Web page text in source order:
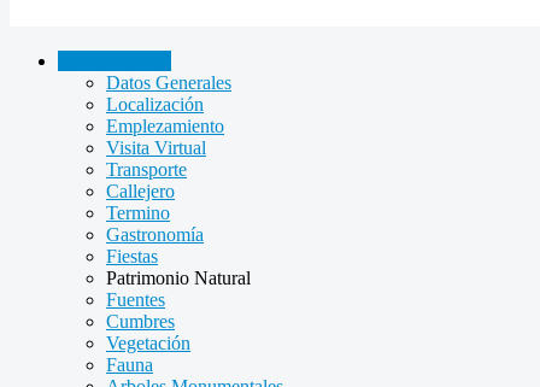
Datos Generales
Localización
Emplezamiento
Visita Virtual
Transporte
Callejero
Termino
Gastronomía
Fiestas
Patrimonio Natural
Fuentes
Cumbres
Vegetación
Fauna